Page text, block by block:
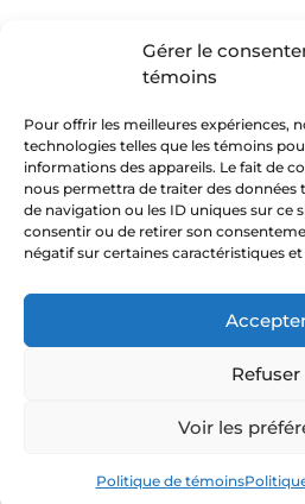
Gérer le
témoins
Pour offrir les meilleures expériences,
technologies telles que les témoins
informations des appareils. Le fait de
nous permettra de traiter des
de navigation ou les ID uniques sur ce
consentir ou de retirer son
négatif sur certaines caractéristiques
Refuser
Voir les
Politique de témoins
Suivez-nous :
Politique de